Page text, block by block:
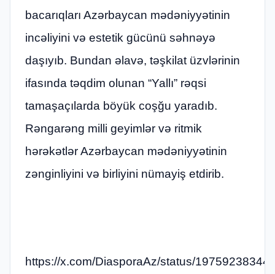
bacarıqları Azərbaycan mədəniyyətinin
incəliyini və estetik gücünü səhnəyə
daşıyıb. Bundan əlavə, təşkilat üzvlərinin
ifasında təqdim olunan “Yallı” rəqsi
tamaşaçılarda böyük coşğu yaradıb.
Rəngarəng milli geyimlər və ritmik
hərəkətlər Azərbaycan mədəniyyətinin
zənginliyini və birliyini nümayiş etdirib.
https://x.com/DiasporaAz/status/